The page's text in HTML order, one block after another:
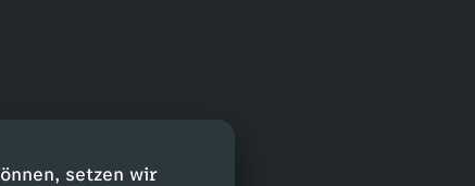
setzen wir